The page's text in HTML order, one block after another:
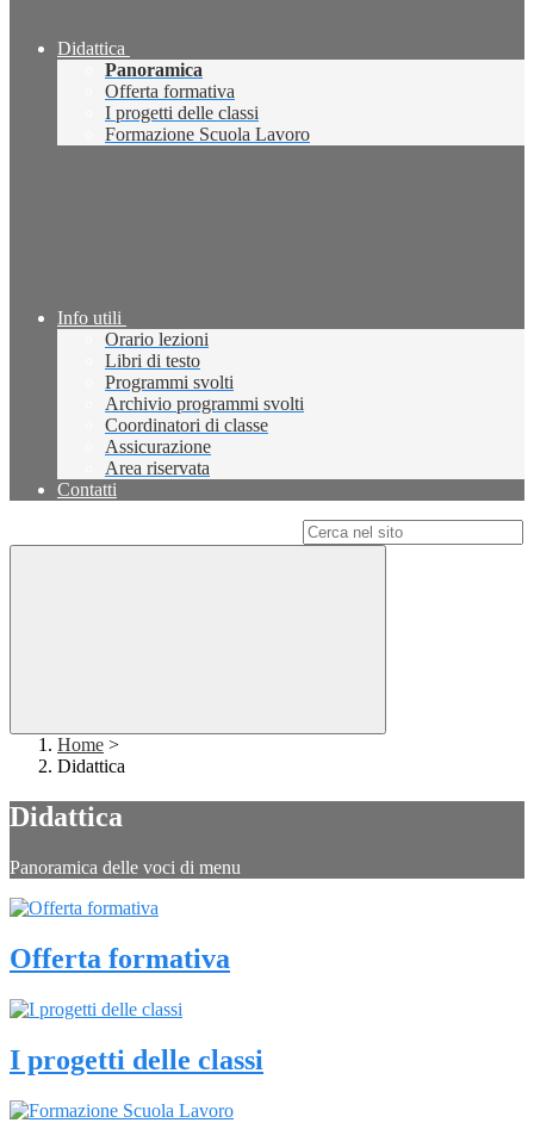
Didattica
Panoramica
Offerta formativa
I progetti delle classi
Formazione Scuola Lavoro
Info utili
Orario lezioni
Libri di testo
Programmi svolti
Archivio programmi svolti
Coordinatori di classe
Assicurazione
Area riservata
Contatti
Home >
Didattica
Didattica
Panoramica delle voci di menu
Offerta formativa
I progetti delle classi